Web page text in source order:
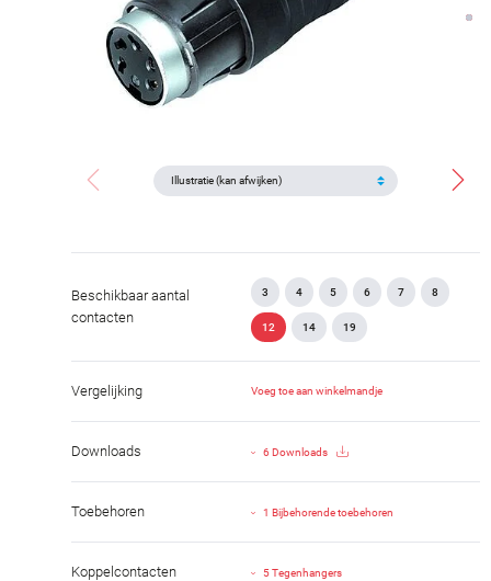
Beschikbaar aantal
contacten
3 4 5 6 7 8
12 14 19
Vergelijking Voeg toe aan winkelmandje
Downloads 6 Downloads
Toebehoren 1 Bijbehorende toebehoren
Koppelcontacten 5 Tegenhangers